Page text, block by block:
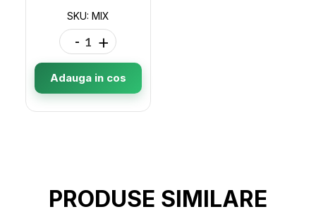
SKU: MIX
- +
Adauga in cos
PRODUSE SIMILARE